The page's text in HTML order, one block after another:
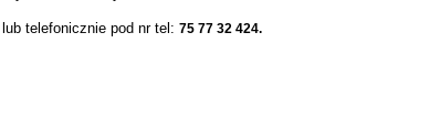
lub telefonicznie pod nr tel: 75 77 32 424.